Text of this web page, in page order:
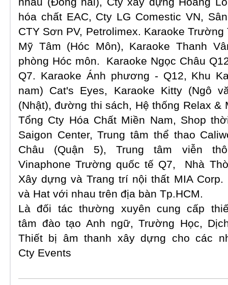
hóa chất EAC, Cty LG Comestic VN,
CTY Sơn PV, Petrolimex. Karaoke
Mỹ Tâm (Hóc Môn), Karaoke Thanh
phòng Hóc môn. Karaoke Ngọc Châu
Q7. Karaoke Ánh phương - Q12, Khu
nam) Cat's Eyes, Karaoke Kitty (Ngô
(Nhật), đường thi sách, Hệ thống Relax &
Tổng Cty Hóa Chất Miền Nam, Shop
Saigon Center, Trung tâm thể thao
Châu (Quận 5), Trung tâm viễn
Vinaphone Trường quốc tế Q7, Nhà
Xây dựng và Trang trí nội thất MIA
và Hat với nhau trên địa bàn Tp.HCM.
Là đối tác thường xuyên cung cấp
tâm đào tạo Anh ngữ, Trường Học,
Thiết bị âm thanh xây dựng cho các
Cty Events